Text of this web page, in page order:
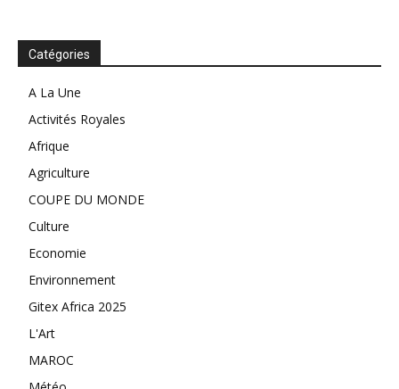
Catégories
A La Une
Activités Royales
Afrique
Agriculture
COUPE DU MONDE
Culture
Economie
Environnement
Gitex Africa 2025
L'Art
MAROC